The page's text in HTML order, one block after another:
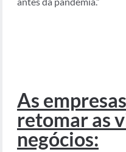
As
retomar as
negócios: